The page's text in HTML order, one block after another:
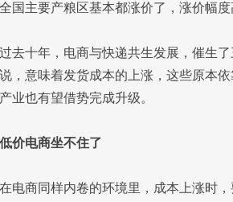
全国主要产粮区基本都涨价了，涨价幅
过去十年，电商与快递共生发展，催生
，意味着发货成本的上涨，这些原本
业也有望借势完成升级。
低价电商坐不住了
在电商同样内卷的环境里，成本上涨时